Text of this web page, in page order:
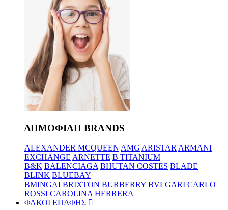
ΔΗΜΟΦΙΛΗ BRANDS
ALEXANDER MCQUEEN AMG ARISTAR ARMANI
EXCHANGE ARNETTE B TITANIUM
B&K BALENCIAGA BHUTAN COSTES BLADE
BLINK BLUEBAY
BMINGAI BRIXTON BURBERRY BVLGARI CARLO
ROSSI CAROLINA HERRERA
ΦΑΚΟΙ ΕΠΑΦΗΣ